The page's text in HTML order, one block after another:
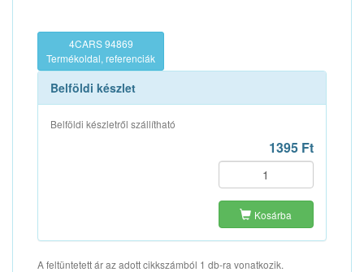
4CARS 94869
Termékoldal, referenciák
Belföldi készlet
Belföldi készletről szállítható
1395 Ft
Kosárba
A feltüntetett ár az adott cikkszámból 1 db-ra vonatkozik.